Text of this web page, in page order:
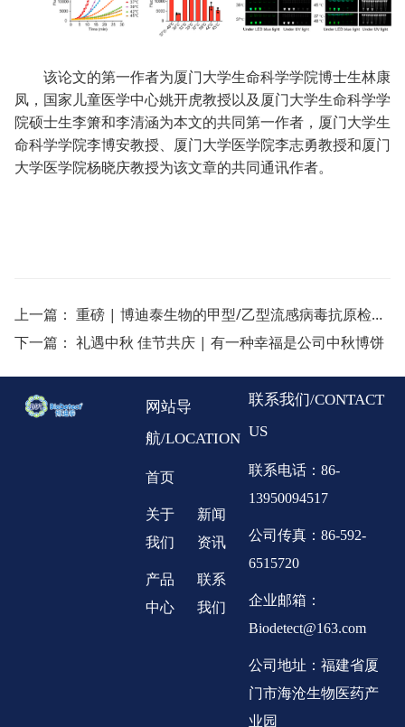
该论文的第一作者为厦门大学生命科学学院博士生林康
凤， 国家儿童医学中心姚开虎教授以及厦门大学生命科学学
院硕士生李箫和李清涵为本文的共同第一作者，厦门大学生
命科学学院李博安教授、厦门大学医学院李志勇教授和厦门
大学医学院杨晓庆教授为该文章的共同通讯作者。
上一篇： 重磅 | 博迪泰生物的甲型/乙型流感病毒抗原检测试剂盒（胶体金法）正式获得国家第三类医疗器械注册证！
下一篇： 礼遇中秋 佳节共庆 | 有一种幸福是公司中秋博饼
网站导
航/LOCATION
首页
关于
我们
产品
中心
新闻
资讯
联系
我们
联系我们/CONTACT
US
联系电话：86-
13950094517
公司传真：86-592-
6515720
企业邮箱：
Biodetect@163.com
公司地址：福建省厦
门市海沧生物医药产
业园